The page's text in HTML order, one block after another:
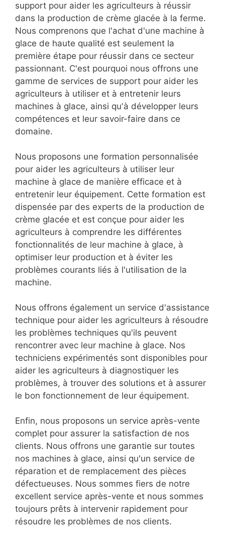
support pour aider les agriculteurs à réussir
dans la production de crème glacée à la ferme.
Nous comprenons que l'achat d'une machine à
glace de haute qualité est seulement la
première étape pour réussir dans ce secteur
passionnant. C'est pourquoi nous offrons une
gamme de services de support pour aider les
agriculteurs à utiliser et à entretenir leurs
machines à glace, ainsi qu'à développer leurs
compétences et leur savoir-faire dans ce
domaine.
Nous proposons une formation personnalisée
pour aider les agriculteurs à utiliser leur
machine à glace de manière efficace et à
entretenir leur équipement. Cette formation est
dispensée par des experts de la production de
crème glacée et est conçue pour aider les
agriculteurs à comprendre les différentes
fonctionnalités de leur machine à glace, à
optimiser leur production et à éviter les
problèmes courants liés à l'utilisation de la
machine.
Nous offrons également un service d'assistance
technique pour aider les agriculteurs à résoudre
les problèmes techniques qu'ils peuvent
rencontrer avec leur machine à glace. Nos
techniciens expérimentés sont disponibles pour
aider les agriculteurs à diagnostiquer les
problèmes, à trouver des solutions et à assurer
le bon fonctionnement de leur équipement.
Enfin, nous proposons un service après-vente
complet pour assurer la satisfaction de nos
clients. Nous offrons une garantie sur toutes
nos machines à glace, ainsi qu'un service de
réparation et de remplacement des pièces
défectueuses. Nous sommes fiers de notre
excellent service après-vente et nous sommes
toujours prêts à intervenir rapidement pour
résoudre les problèmes de nos clients.